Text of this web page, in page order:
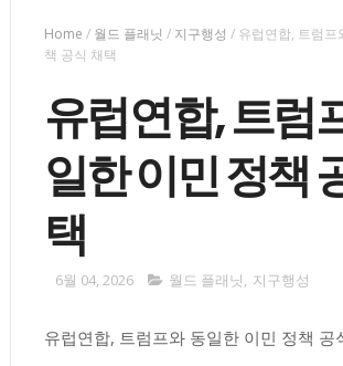
Home / 월드 플래닛 / 지구행성 / 유럽연합, 트럼프
책 공식 채택
유럽연합, 트럼
일한 이민 정책
택
6월 04, 2026 월드 플래닛, 지구행성
유럽연합, 트럼프와 동일한 이민 정책 공